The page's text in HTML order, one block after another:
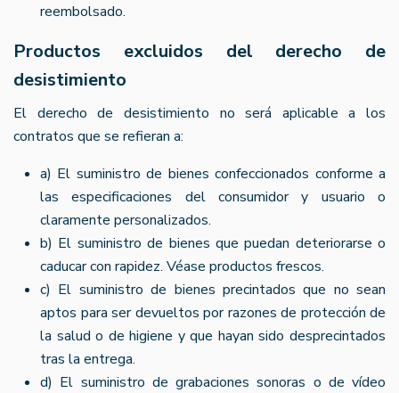
reembolsado.
Productos excluidos del derecho de
desistimiento
El derecho de desistimiento no será aplicable a los
contratos que se refieran a:
a) El suministro de bienes confeccionados conforme a
las especificaciones del consumidor y usuario o
claramente personalizados.
b) El suministro de bienes que puedan deteriorarse o
caducar con rapidez. Véase productos frescos.
c) El suministro de bienes precintados que no sean
aptos para ser devueltos por razones de protección de
la salud o de higiene y que hayan sido desprecintados
tras la entrega.
d) El suministro de grabaciones sonoras o de vídeo